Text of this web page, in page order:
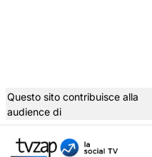
al
Questo sito contribuisce alla
audience di